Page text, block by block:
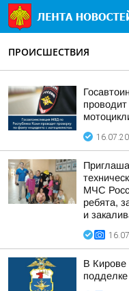
ПРОИСШЕСТВИЯ
МЧС
ребята,
и
В Кирове